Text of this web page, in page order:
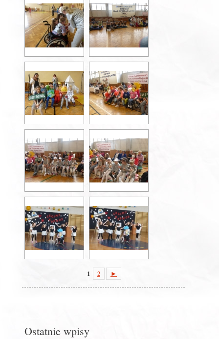
1 2 ►
Ostatnie wpisy